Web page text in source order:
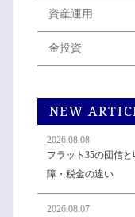
資産運用
金投資
NEW
2026.08.08
フラット35の団信
障・税金の違い
2026.08.07